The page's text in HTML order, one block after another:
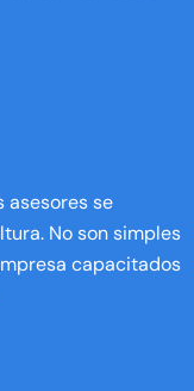
asesores se
No son simples
capacitados